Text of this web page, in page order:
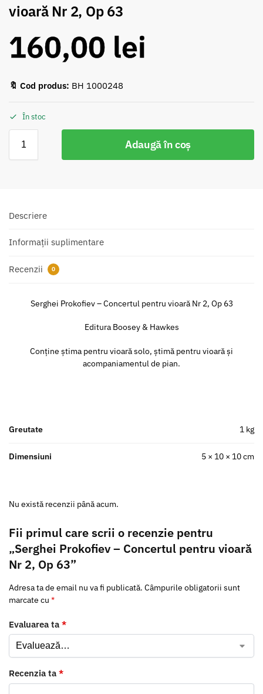
vioară Nr 2, Op 63
160,00 lei
🔖 Cod produs: BH 1000248
În stoc
Adaugă în coș
Descriere
Informații suplimentare
Recenzii 0
Serghei Prokofiev – Concertul pentru vioară Nr 2, Op 63
Editura Boosey & Hawkes
Conține știma pentru vioară solo, știmă pentru vioară și
acompaniamentul de pian.
Greutate 1 kg
Dimensiuni 5 × 10 × 10 cm
Nu există recenzii până acum.
Fii primul care scrii o recenzie pentru
„Serghei Prokofiev – Concertul pentru vioară
Nr 2, Op 63”
Adresa ta de email nu va fi publicată. Câmpurile obligatorii sunt
marcate cu *
Evaluarea ta *
Recenzia ta *